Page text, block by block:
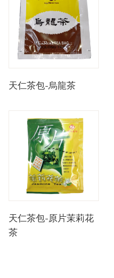
天仁茶包-烏龍茶
天仁茶包-原片茉莉花
茶